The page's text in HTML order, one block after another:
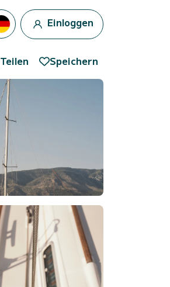
Einloggen
Teilen Speichern